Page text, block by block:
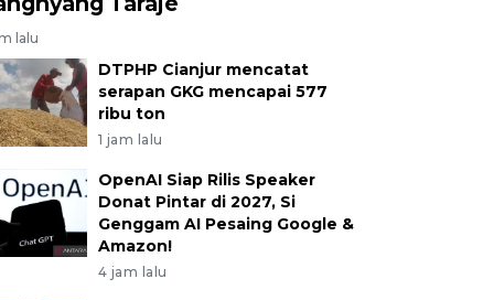
lalu
DTPHP Cianjur mencatat
serapan GKG mencapai 577
ribu ton
1 jam lalu
OpenAI Siap Rilis Speaker
Donat Pintar di 2027, Si
Genggam AI Pesaing Google &
Amazon!
4 jam lalu